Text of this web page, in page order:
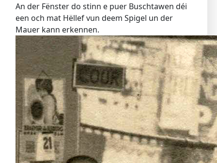
An der Fënster do stinn e puer Buschtawen déi
een och mat Hëllef vun deem Spigel un der
Mauer kann erkennen.